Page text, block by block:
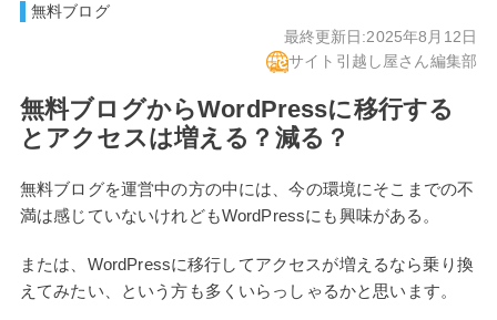
無料ブログ
最終更新日:2025年8月12日
サイト引越し屋さん編集部
無料ブログからWordPressに移行する
とアクセスは増える？減る？
無料ブログを運営中の方の中には、今の環境にそこまでの不
満は感じていないけれどもWordPressにも興味がある。
または、WordPressに移行してアクセスが増えるなら乗り換
えてみたい、という方も多くいらっしゃるかと思います。